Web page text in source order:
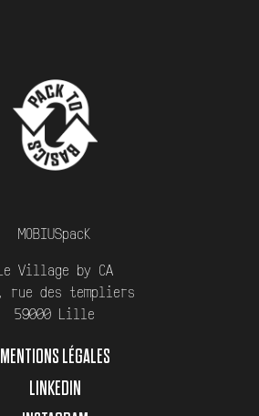
MOBIUSpack
Le Village by CA
rue des templiers
59000 Lille
MENTIONS LÉGALES
LINKEDIN